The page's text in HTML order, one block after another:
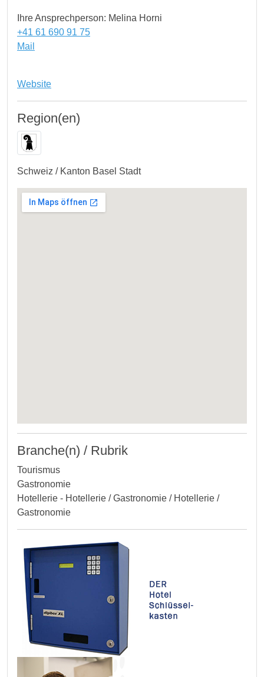
Ihre Ansprechperson: Melina Horni
+41 61 690 91 75
Mail
Website
Region(en)
Schweiz / Kanton Basel Stadt
Branche(n) / Rubrik
Tourismus
Gastronomie
Hotellerie - Hotellerie / Gastronomie / Hotellerie /
Gastronomie